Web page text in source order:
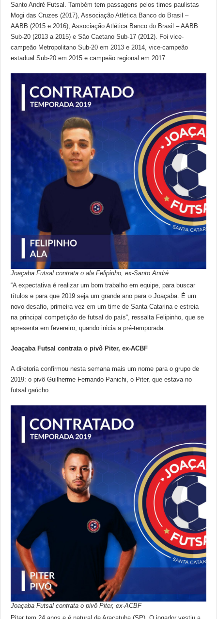
Santo André Futsal. Também tem passagens pelos times paulistas
Mogi das Cruzes (2017), Associação Atlética Banco do Brasil –
AABB (2015 e 2016), Associação Atlética Banco do Brasil – AABB
Sub-20 (2013 a 2015) e São Caetano Sub-17 (2012). Foi vice-
campeão Metropolitano Sub-20 em 2013 e 2014, vice-campeão
estadual Sub-20 em 2015 e campeão regional em 2017.
Joaçaba Futsal contrata o ala Felipinho, ex-Santo André
“A expectativa é realizar um bom trabalho em equipe, para buscar
títulos e para que 2019 seja um grande ano para o Joaçaba. É um
novo desafio, primeira vez em um time de Santa Catarina e estreia
na principal competição de futsal do país”, ressalta Felipinho, que se
apresenta em fevereiro, quando inicia a pré-temporada.
Joaçaba Futsal contrata o pivô Piter, ex-ACBF
A diretoria confirmou nesta semana mais um nome para o grupo de
2019: o pivô Guilherme Fernando Panichi, o Piter, que estava no
futsal gaúcho.
Joaçaba Futsal contrata o pivô Piter, ex-ACBF